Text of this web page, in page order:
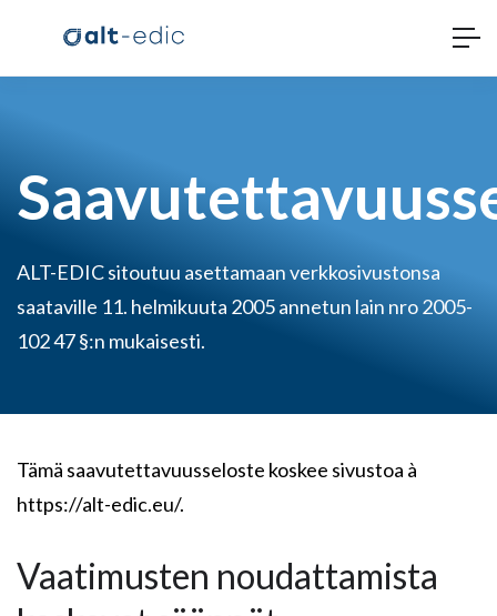
ALT-EDIC sitoutuu asettamaan verkkosivustonsa
saataville 11. helmikuuta 2005 annetun lain nro 2005-
102 47 §:n mukaisesti.
Tämä saavutettavuusseloste koskee sivustoa à
https://alt-edic.eu/.
Vaatimusten noudattamista